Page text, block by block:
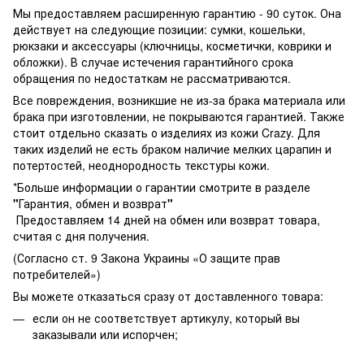
Мы предоставляем расширенную гарантию - 90 суток. Она
действует на следующие позиции: сумки, кошельки,
рюкзаки и аксессуары (ключницы, косметички, коврики и
обложки). В случае истечения гарантийного срока
обращения по недостаткам не рассматриваются.
Все повреждения, возникшие не из-за брака материала или
брака при изготовлении, не покрываются гарантией. Также
стоит отдельно сказать о изделиях из кожи Crazy. Для
таких изделий не есть браком наличие мелких царапин и
потертостей, неоднородность текстуры кожи.
*Больше информации о гарантии смотрите в разделе
"Гарантия, обмен и возврат"
Предоставляем 14 дней на обмен или возврат товара,
считая с дня получения.
(Согласно ст. 9 Закона Украины «О защите прав
потребителей»)
Вы можете отказаться сразу от доставленного товара:
если он не соответствует артикулу, который вы
заказывали или испорчен;